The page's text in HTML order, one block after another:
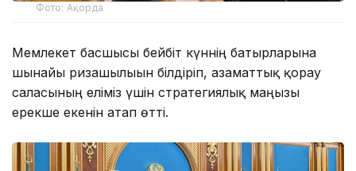
Фото: Ақорда
Мемлекет басшысы бейбіт күннің батырларына
шынайы ризашылығын білдіріп, азаматтық қорғау
саласының еліміз үшін стратегиялық маңызы
ерекше екенін атап өтті.